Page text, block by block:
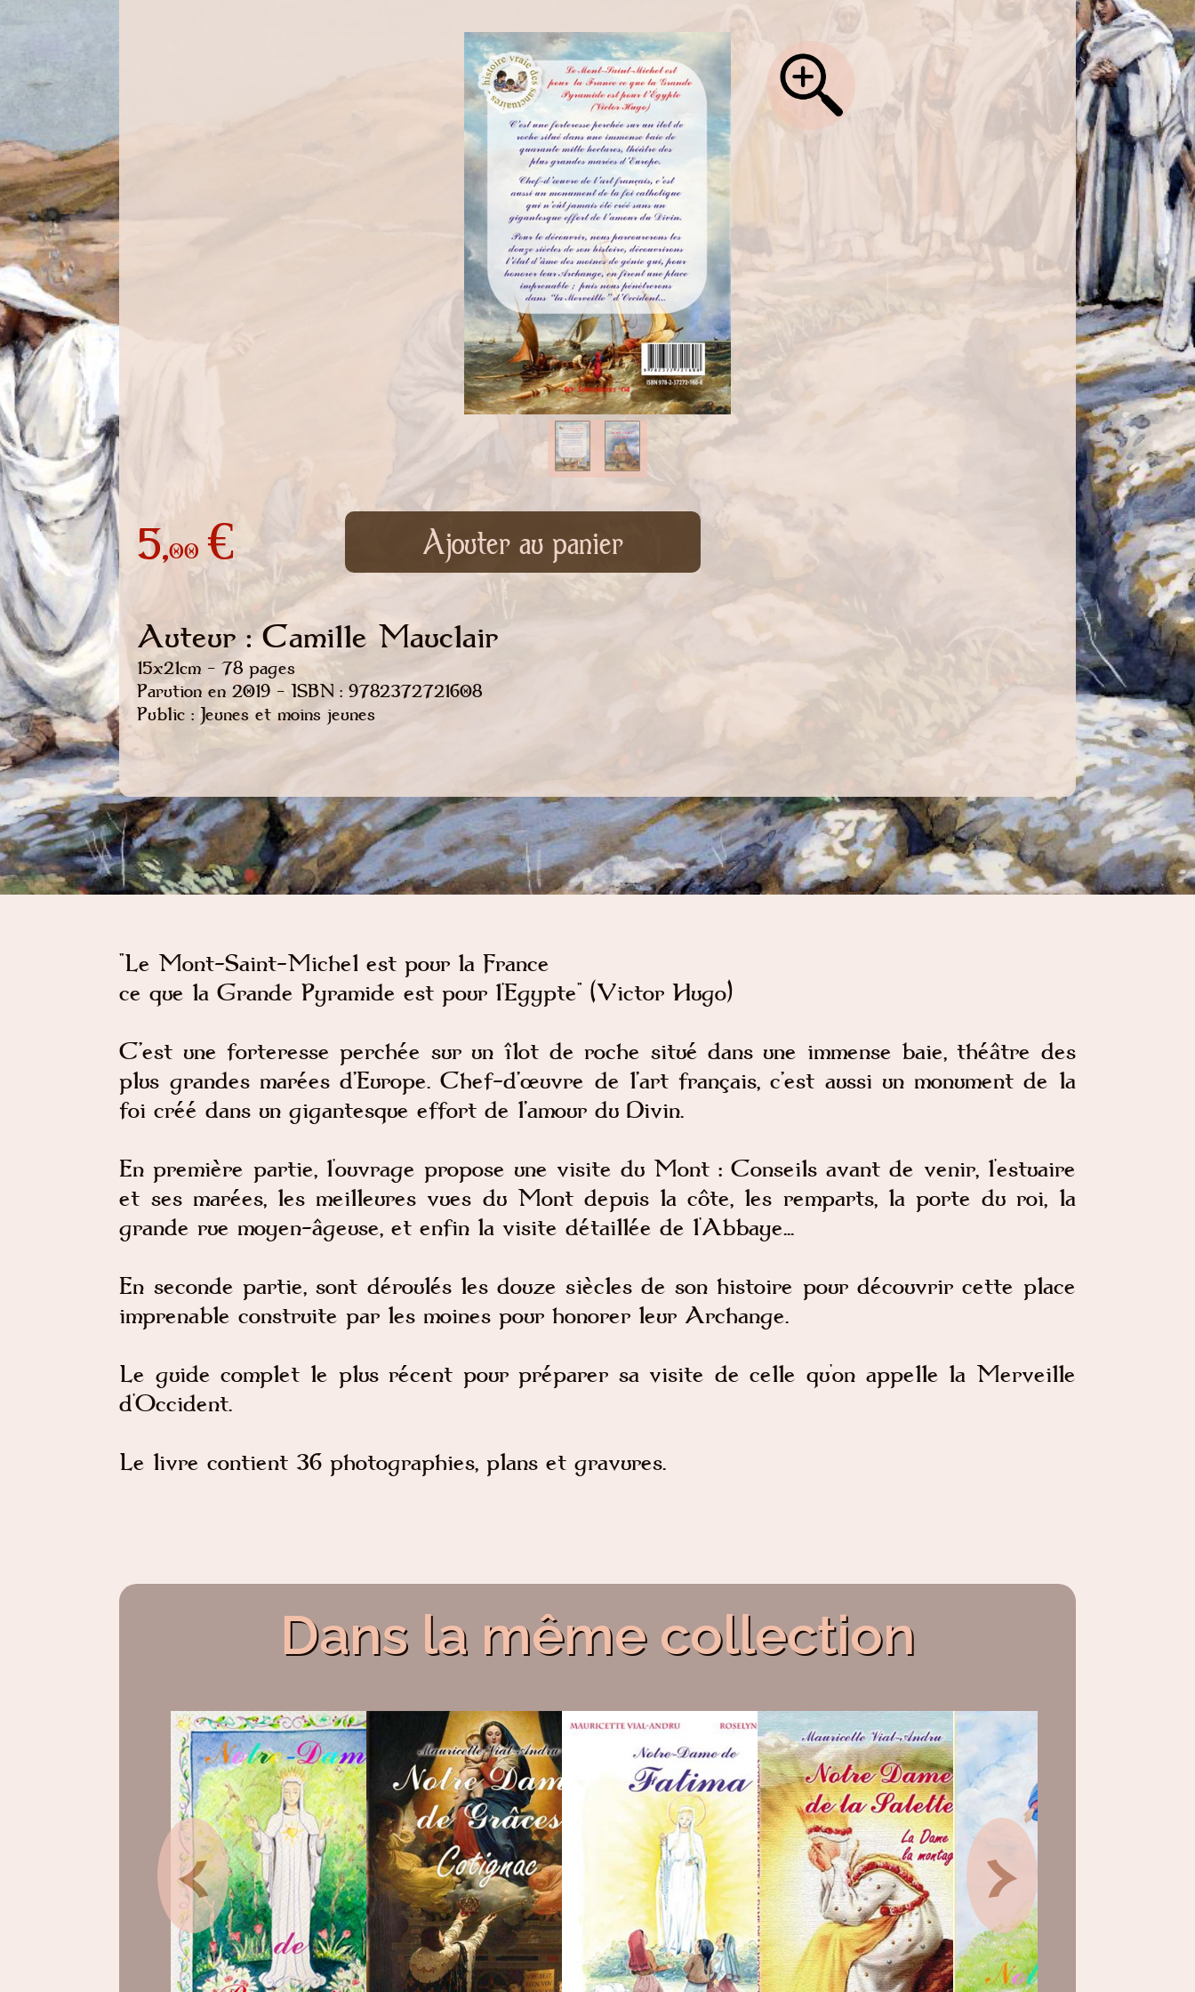
5,00 € Ajouter au panier
Auteur : Camille Mauclair
15x21cm - 78 pages
Parution en 2019 - ISBN : 9782372721608
Public : Jeunes et moins jeunes
"Le Mont-Saint-Michel est pour la France
ce que la Grande Pyramide est pour l'Egypte" (Victor Hugo)
C’est une forteresse perchée sur un îlot de roche situé dans une immense baie, théâtre des
plus grandes marées d’Europe. Chef-d’œuvre de l’art français, c’est aussi un monument de la
foi créé dans un gigantesque effort de l’amour du Divin.
En première partie, l'ouvrage propose une visite du Mont : Conseils avant de venir, l'estuaire
et ses marées, les meilleures vues du Mont depuis la côte, les remparts, la porte du roi, la
grande rue moyen-âgeuse, et enfin la visite détaillée de l'Abbaye...
En seconde partie, sont déroulés les douze siècles de son histoire pour découvrir cette place
imprenable construite par les moines pour honorer leur Archange.
Le guide complet le plus récent pour préparer sa visite de celle qu'on appelle la Merveille
d'Occident.
Le livre contient 36 photographies, plans et gravures.
Dans la même collection
< >